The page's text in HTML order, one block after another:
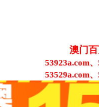
澳门
53923a.com
53529a.com